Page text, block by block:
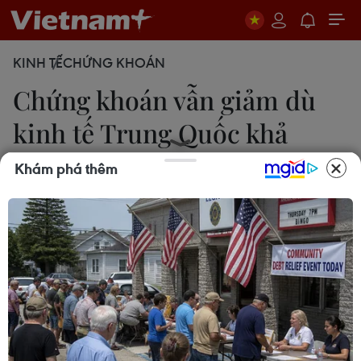
KINH TẾCHỨNG KHOÁN
Chứng khoán vẫn giảm dù
kinh tế Trung Quốc khả
quan
Lê Minh
20/01/2014 05:01
Chứng khoán châu Á giảm điểm khi số liệu mới
công bố cho thấy tăng trưởng kinh tế của Trung
Quốc vượt dự báo.
Các thị trường chứng khoán châu Á giảm điểm
Khám phá thêm